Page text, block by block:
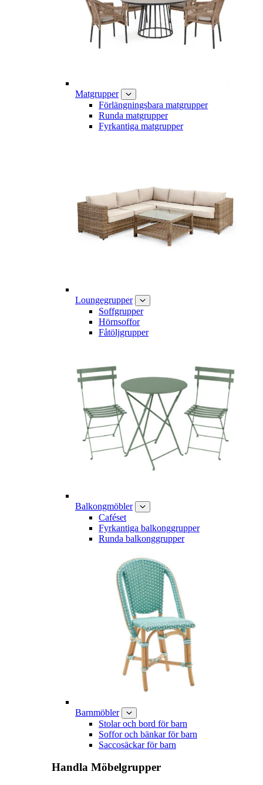
Matgrupper
Förlängningsbara matgrupper
Runda matgrupper
Fyrkantiga matgrupper
Loungegrupper
Soffgrupper
Hörnsoffor
Fåtöljgrupper
Balkongmöbler
Caféset
Fyrkantiga balkonggrupper
Runda balkonggrupper
Barnmöbler
Stolar och bord för barn
Soffor och bänkar för barn
Saccosäckar för barn
Handla Möbelgrupper